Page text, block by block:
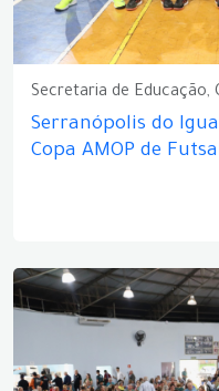
Secretaria de Educação,
Serranópolis do
Copa AMOP de